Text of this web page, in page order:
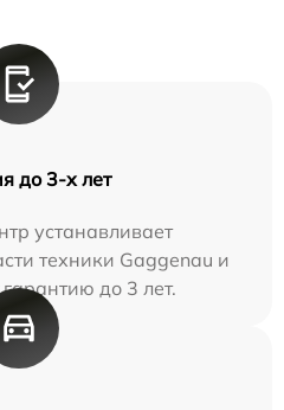
до 3-х лет
устанавливает
техники Gaggenau и
до 3 лет.